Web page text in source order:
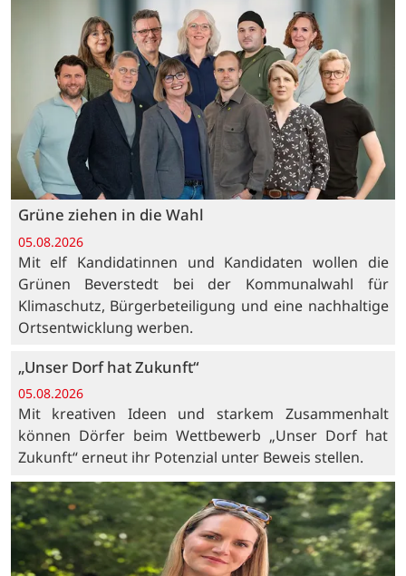
Grüne ziehen in die Wahl
05.08.2026
Mit elf Kandidatinnen und Kandidaten wollen die
Grünen Beverstedt bei der Kommunalwahl für
Klimaschutz, Bürgerbeteiligung und eine nachhaltige
Ortsentwicklung werben.
„Unser Dorf hat Zukunft“
05.08.2026
Mit kreativen Ideen und starkem Zusammenhalt
können Dörfer beim Wettbewerb „Unser Dorf hat
Zukunft“ erneut ihr Potenzial unter Beweis stellen.